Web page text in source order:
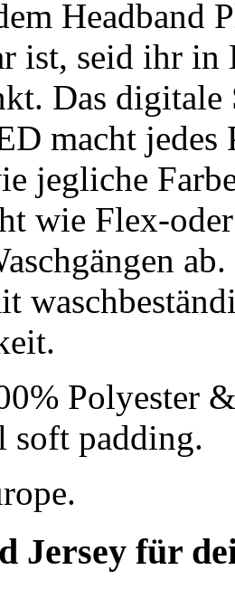
Headband
ist, seid ihr in
Das
macht jedes
jegliche
wie Flex-
Polyester
soft padding.
Jersey für